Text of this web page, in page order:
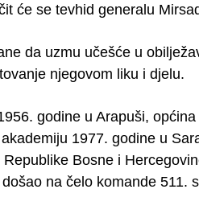
će se tevhid generalu
da uzmu učešće u
njegovom liku i djelu.
godine u Arapuši,
1977. godine u
Bosne i
na čelo komande 511.